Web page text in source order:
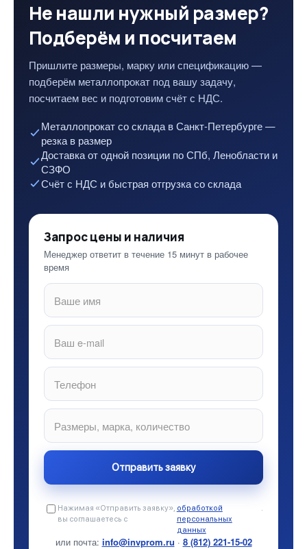
Не нашли нужный размер?
Подберём и посчитаем
Пришлите размеры, марку или спецификацию —
подберём металлопрокат под вашу задачу,
посчитаем вес и подготовим счёт с НДС.
Металлопрокат со склада в Санкт-Петербурге —
резка в размер
Доставка от одной позиции по СПб, Ленобласти и
СЗФО
Счёт с НДС и быстрая отгрузка со склада
Запрос цены и наличия
Менеджер ответит в течение 15 минут в рабочее
время
Нажимая «Отправить заявку»,
вы соглашаетесь с
обработкой
персональных
данных
.
или почта: info@invprom.ru · 8 (812) 221-15-02